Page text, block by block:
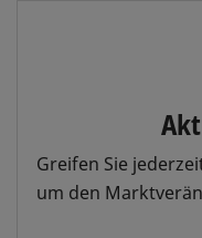
Greifen Sie
um den